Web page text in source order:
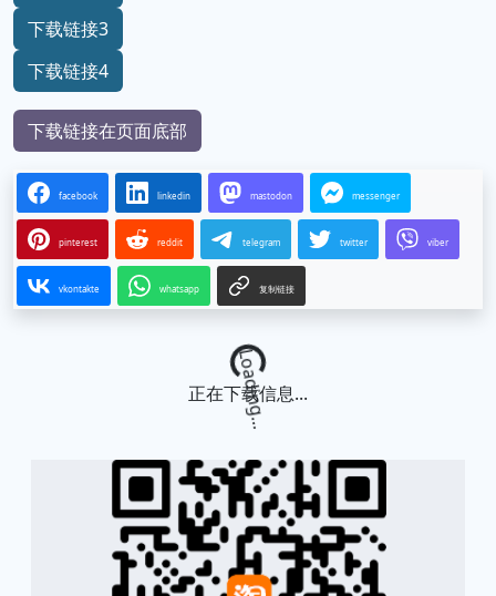
下载链接3
下载链接4
下载链接在页面底部
facebook linkedin mastodon messenger
pinterest reddit telegram twitter viber
vkontakte whatsapp 复制链接
Loading...
正在下载信息...